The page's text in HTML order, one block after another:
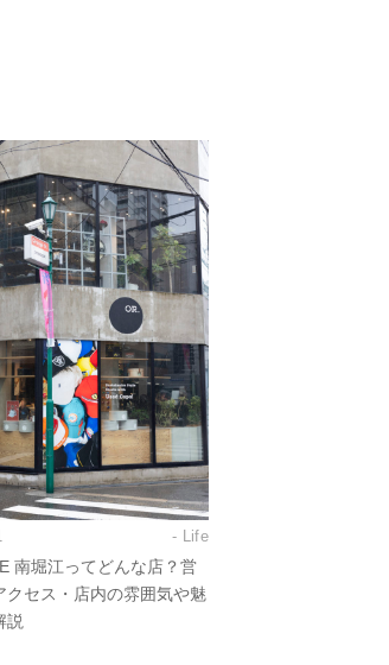
- Life
南堀江ってどんな店？営
クセス・店内の雰囲気や魅
説